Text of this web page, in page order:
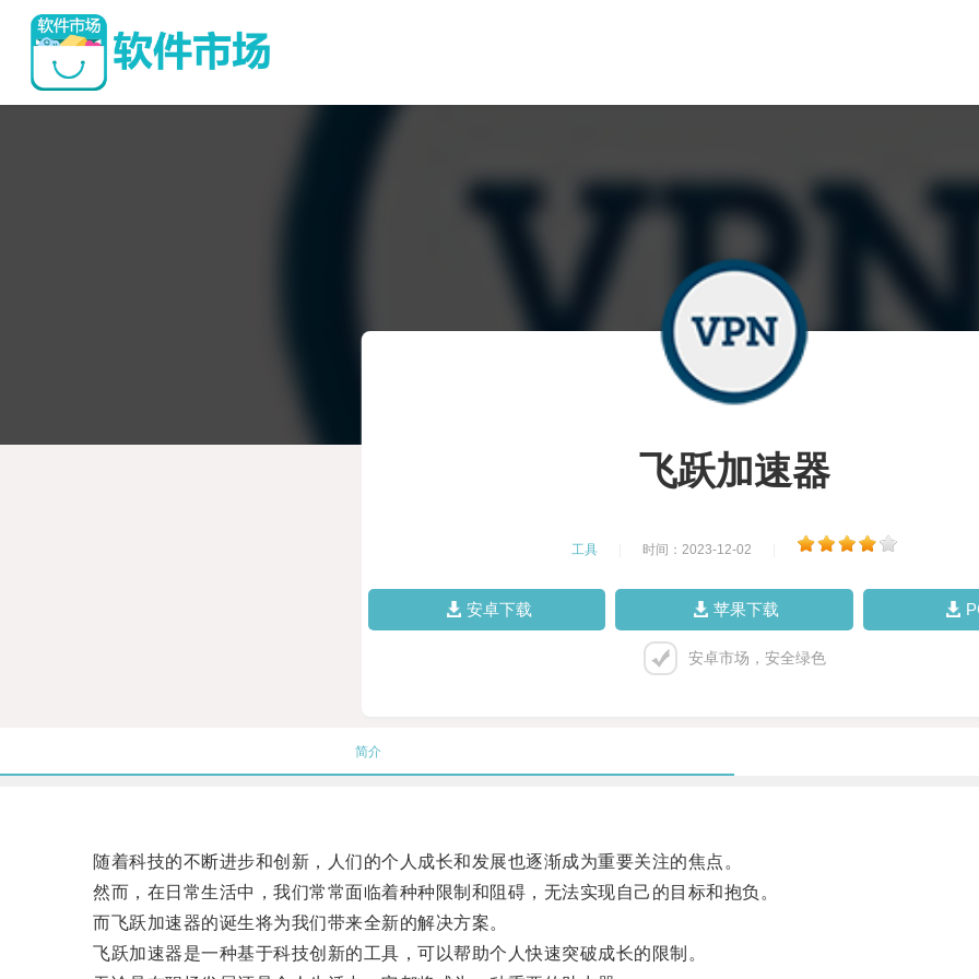
飞跃加速器
工具 时间：2023-12-02
安卓下载 苹果下载
安卓市场，安全绿色
简介
随着科技的不断进步和创新，人们的个人成长和发展也逐渐成为重要关注的焦点。
然而，在日常生活中，我们常常面临着种种限制和阻碍，无法实现自己的目标和抱负。
而飞跃加速器的诞生将为我们带来全新的解决方案。
飞跃加速器是一种基于科技创新的工具，可以帮助个人快速突破成长的限制。